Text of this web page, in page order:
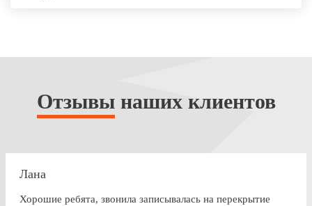
Отзывынаших клиентов
Лана
Хорошие ребята, звонила записывалась на перекрытие